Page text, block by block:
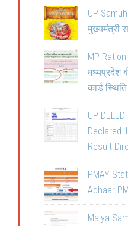
UP
मुख्यमंत्री
MP
मध्यप्रदेश
कार्ड स्थिति
UP
Declared
Result
PMAY
Adhaar
Maiya